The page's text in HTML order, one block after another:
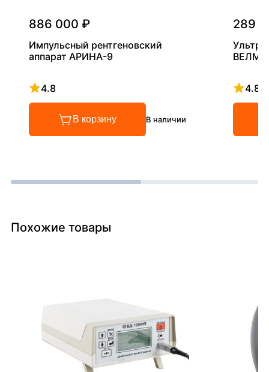
886 000 ₽
Импульсный рентгеновский
аппарат АРИНА-9
4.8
Рейтинг 4.8 из 5
В корзину В наличии
289
4.8
Похожие товары